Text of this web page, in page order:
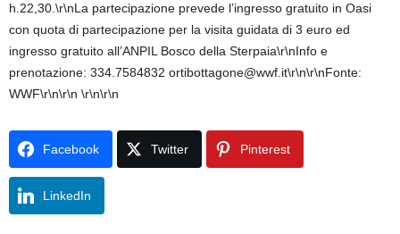
h.22,30.\r\nLa partecipazione prevede l’ingresso gratuito in Oasi
con quota di partecipazione per la visita guidata di 3 euro ed
ingresso gratuito all’ANPIL Bosco della Sterpaia\r\nInfo e
prenotazione: 334.7584832 ortibottagone@wwf.it\r\n\r\nFonte:
WWF\r\n\r\n \r\n\r\n
Facebook Twitter Pinterest
LinkedIn